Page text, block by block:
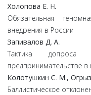
Холопова Е. Н.
Обязательная
внедрения в России
Запивалов Д. А.
Тактика
предпринимательстве в
Колотушкин С. М.,
Баллистическое